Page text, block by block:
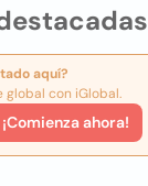
aquí?
global con iGlobal.
¡Comienza ahora!